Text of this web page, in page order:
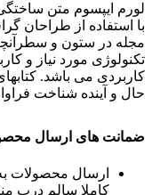
لورم ایپسوم متن
با استفاده از طراحان
مجله در ستون و
تکنولوژی مورد نیاز و
کاربردی می باشد.
حال و آینده شناخت
ضمانت های ارسال
ارسال محصولات
کاملا سالم درب